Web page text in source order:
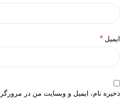
ایمیل *
ذخیره نام، ایمیل و وبسایت من در